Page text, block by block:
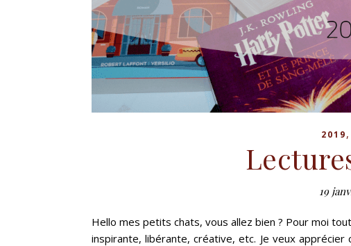
2019,
19
Hello mes petits chats, vous allez bien ? Pour moi
inspirante, libérante, créative, etc. Je veux